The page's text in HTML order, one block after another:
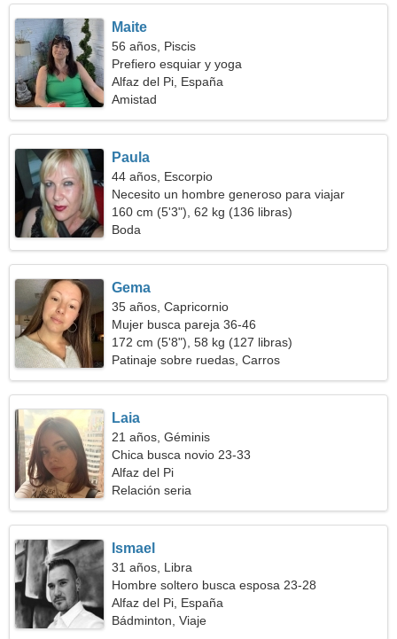
Maite
56 años, Piscis
Prefiero esquiar y yoga
Alfaz del Pi, España
Amistad
Paula
44 años, Escorpio
Necesito un hombre generoso para viajar
160 cm (5'3"), 62 kg (136 libras)
Boda
Gema
35 años, Capricornio
Mujer busca pareja 36-46
172 cm (5'8"), 58 kg (127 libras)
Patinaje sobre ruedas, Carros
Laia
21 años, Géminis
Chica busca novio 23-33
Alfaz del Pi
Relación seria
Ismael
31 años, Libra
Hombre soltero busca esposa 23-28
Alfaz del Pi, España
Bádminton, Viaje